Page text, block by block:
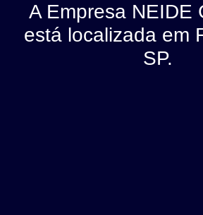
A Empresa NEIDE
está localizada em
SP.